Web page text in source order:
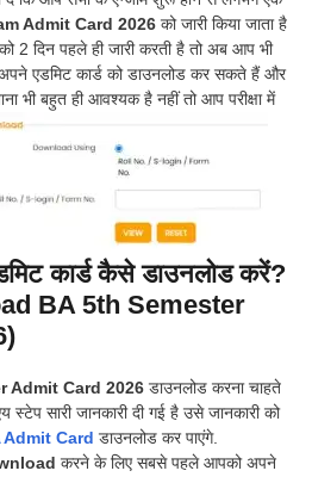
Admit Card 2026 को जारी किया जाता है
2 दिन पहले ही जारी करती है तो अब आप भी
एडमिट कार्ड को डाउनलोड कर सकते हैं और
भी बहुत ही आवश्यक है नहीं तो आप परीक्षा में
कार्ड कैसे डाउनलोड करें?
BA 5th Semester
Admit Card 2026 डाउनलोड करना चाहते
स्टेप सारी जानकारी दी गई है उसे जानकारी को
Admit Card डाउनलोड कर पाएंगे.
करने के लिए सबसे पहले आपको अपने